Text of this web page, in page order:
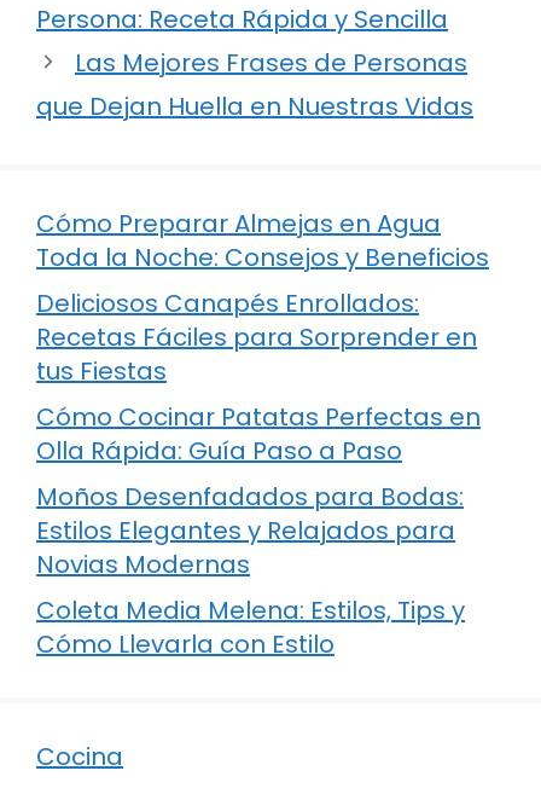
Persona: Receta Rápida y Sencilla
Las Mejores Frases de Personas
que Dejan Huella en Nuestras Vidas
Cómo Preparar Almejas en Agua
Toda la Noche: Consejos y Beneficios
Deliciosos Canapés Enrollados:
Recetas Fáciles para Sorprender en
tus Fiestas
Cómo Cocinar Patatas Perfectas en
Olla Rápida: Guía Paso a Paso
Moños Desenfadados para Bodas:
Estilos Elegantes y Relajados para
Novias Modernas
Coleta Media Melena: Estilos, Tips y
Cómo Llevarla con Estilo
Cocina